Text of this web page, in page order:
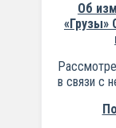
Об
«Грузы»
в связи с